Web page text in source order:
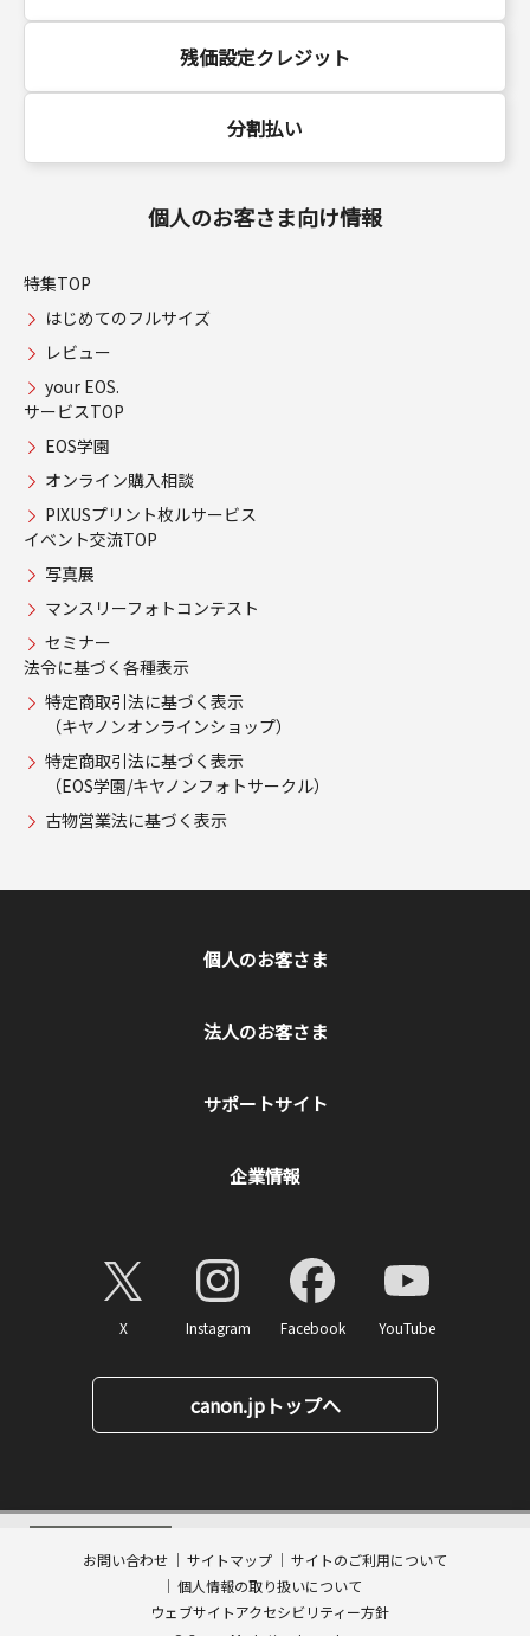
カートに入れる
残価設定クレジット
分割払い
個人のお客さま向け情報
特集TOP
はじめてのフルサイズ
レビュー
your EOS.
サービスTOP
EOS学園
オンライン購入相談
PIXUSプリント枚ルサービス
イベント交流TOP
写真展
マンスリーフォトコンテスト
セミナー
法令に基づく各種表示
特定商取引法に基づく表示
（キヤノンオンラインショップ）
特定商取引法に基づく表示
（EOS学園/キヤノンフォトサークル）
古物営業法に基づく表示
個人のお客さま
法人のお客さま
サポートサイト
企業情報
X Instagram Facebook YouTube
canon.jpトップへ
お問い合わせ サイトマップ
サイトのご利用について
個人情報の取り扱いについて
ウェブサイトアクセシビリティー方針